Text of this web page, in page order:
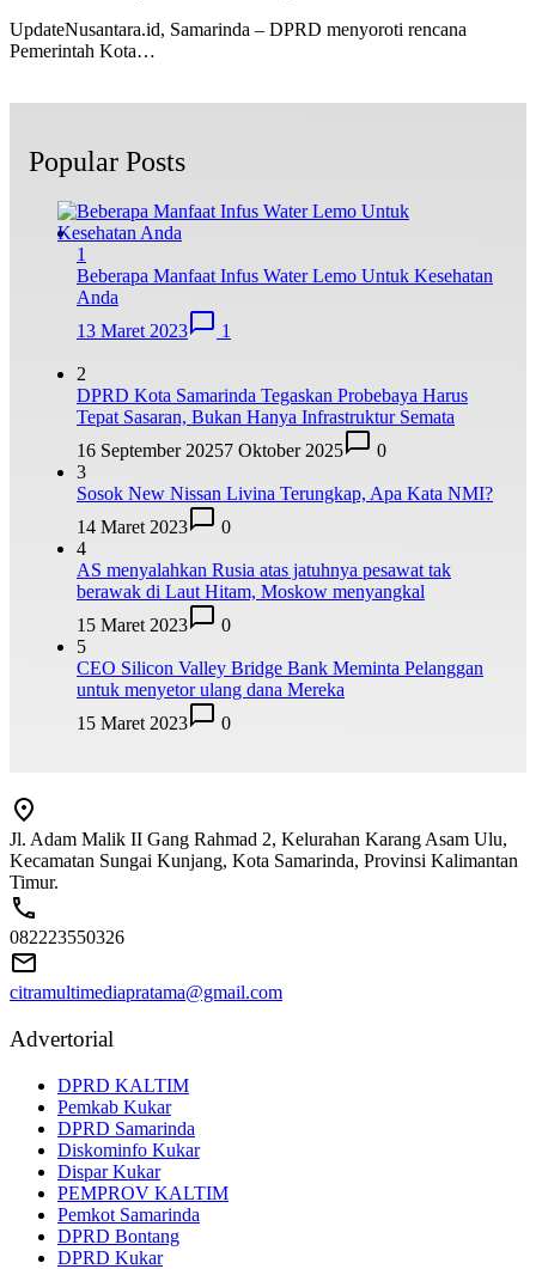
UpdateNusantara.id, Samarinda – DPRD menyoroti rencana
Pemerintah Kota…
Popular Posts
1
Beberapa Manfaat Infus Water Lemo Untuk Kesehatan
Anda
13 Maret 2023
1
2
DPRD Kota Samarinda Tegaskan Probebaya Harus
Tepat Sasaran, Bukan Hanya Infrastruktur Semata
16 September 20257 Oktober 2025
0
3
Sosok New Nissan Livina Terungkap, Apa Kata NMI?
14 Maret 2023
0
4
AS menyalahkan Rusia atas jatuhnya pesawat tak
berawak di Laut Hitam, Moskow menyangkal
15 Maret 2023
0
5
CEO Silicon Valley Bridge Bank Meminta Pelanggan
untuk menyetor ulang dana Mereka
15 Maret 2023
0
Jl. Adam Malik II Gang Rahmad 2, Kelurahan Karang Asam Ulu,
Kecamatan Sungai Kunjang, Kota Samarinda, Provinsi Kalimantan
Timur.
082223550326
citramultimediapratama@gmail.com
Advertorial
DPRD KALTIM
Pemkab Kukar
DPRD Samarinda
Diskominfo Kukar
Dispar Kukar
PEMPROV KALTIM
Pemkot Samarinda
DPRD Bontang
DPRD Kukar